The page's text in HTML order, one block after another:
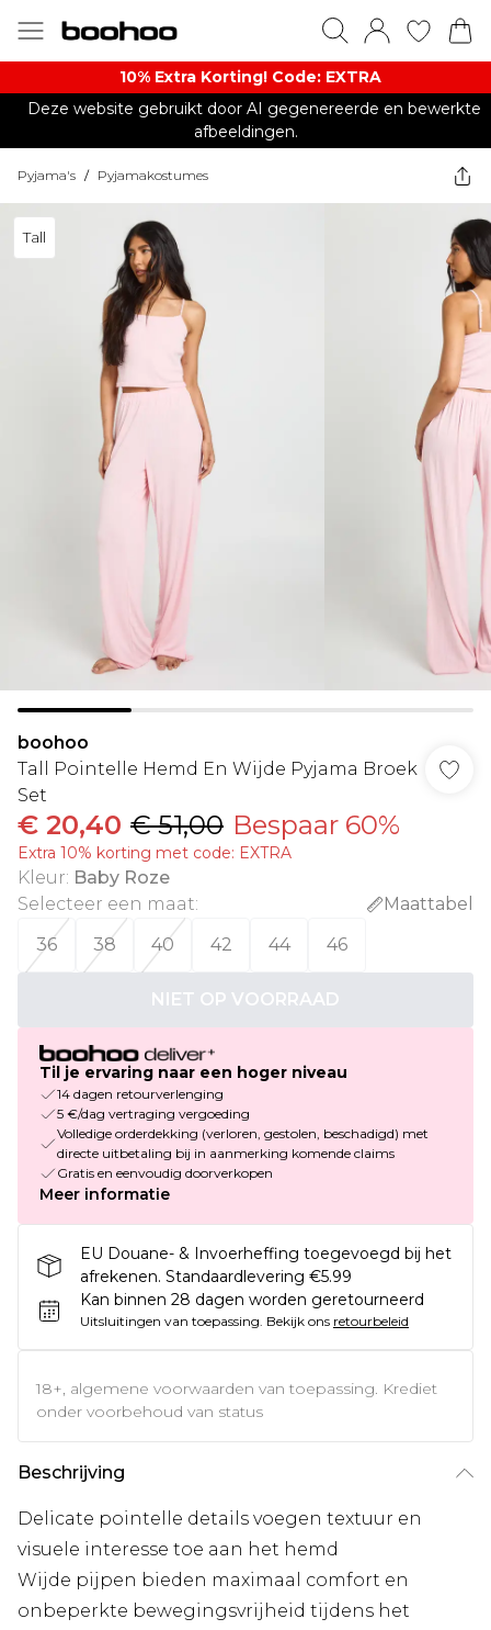
10% Extra Korting! Code: EXTRA​
Deze website gebruikt door AI gegenereerde en bewerkte
afbeeldingen.
Pyjama's / Pyjamakostumes
Tall
boohoo
Tall Pointelle Hemd En Wijde Pyjama Broek
Set
€ 20,40 € 51,00 Bespaar 60%
Extra 10% korting met code: EXTRA
Kleur: Baby Roze
Selecteer een maat:
Maattabel
36
38 40 42 44 46
NIET OP VOORRAAD
Til je ervaring naar een hoger niveau
14 dagen retourverlenging
5 €/dag vertraging vergoeding
Volledige orderdekking (verloren, gestolen, beschadigd) met
directe uitbetaling bij in aanmerking komende claims
Gratis en eenvoudig doorverkopen
Meer informatie
EU Douane- & Invoerheffing toegevoegd bij het
afrekenen. Standaardlevering €5.99
Kan binnen 28 dagen worden geretourneerd
Uitsluitingen van toepassing. Bekijk ons retourbeleid
18+, algemene voorwaarden van toepassing. Krediet
onder voorbehoud van status
Beschrijving
Delicate pointelle details voegen textuur en
visuele interesse toe aan het hemd
Wijde pijpen bieden maximaal comfort en
onbeperkte bewegingsvrijheid tijdens het